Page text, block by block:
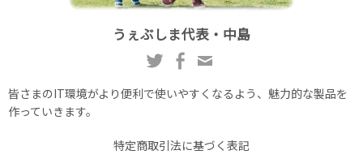
うぇぶしま代表・中島
皆さまのIT環境がより便利で使いやすくなるよう、魅力的な製品を
作っていきます。
特定商取引法に基づく表記